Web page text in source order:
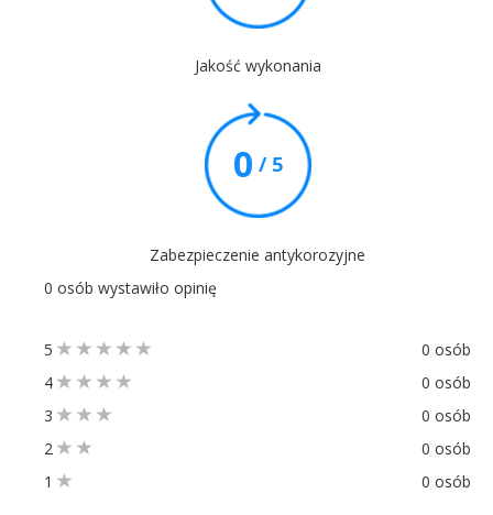
Jakość wykonania
0 / 5
Zabezpieczenie antykorozyjne
0 osób wystawiło opinię
5
0 osób
4
0 osób
3
0 osób
2
0 osób
1
0 osób